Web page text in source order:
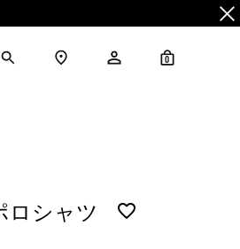
0
ロシャツ